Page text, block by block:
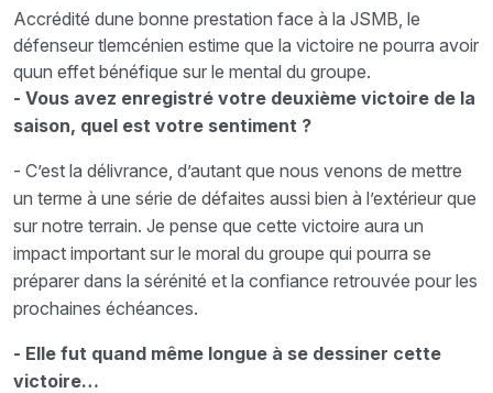
Accrédité dune bonne prestation face à la JSMB, le
défenseur tlemcénien estime que la victoire ne pourra avoir
quun effet bénéfique sur le mental du groupe.
- Vous avez enregistré votre deuxième victoire de la
saison, quel est votre sentiment ?
- C’est la délivrance, d’autant que nous venons de mettre
un terme à une série de défaites aussi bien à l’extérieur que
sur notre terrain. Je pense que cette victoire aura un
impact important sur le moral du groupe qui pourra se
préparer dans la sérénité et la confiance retrouvée pour les
prochaines échéances.
- Elle fut quand même longue à se dessiner cette
victoire…